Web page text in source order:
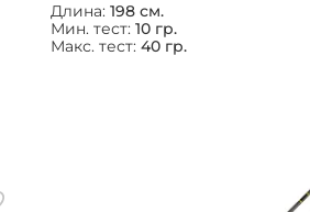
Длина: 198 см.
Мин. тест: 10 гр.
Макс. тест: 40 гр.